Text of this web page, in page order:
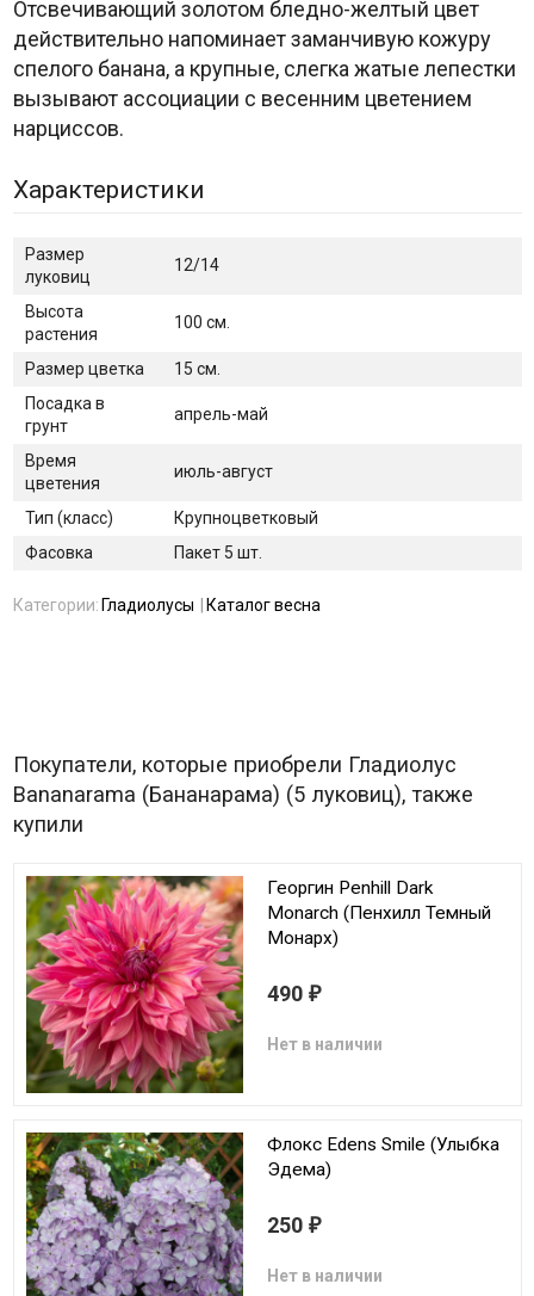
Отсвечивающий золотом бледно-желтый цвет
действительно напоминает заманчивую кожуру
спелого банана, а крупные, слегка жатые лепестки
вызывают ассоциации с весенним цветением
нарциссов.
Характеристики
Размер
луковиц
12/14
Высота
растения
100 см.
Размер цветка
15 см.
Посадка в
грунт
апрель-май
Время
цветения
июль-август
Тип (класс)
Крупноцветковый
Фасовка
Пакет 5 шт.
Категории:Гладиолусы Каталог весна
Покупатели, которые приобрели Гладиолус
Bananarama (Бананарама) (5 луковиц), также
купили
Георгин Penhill Dark
Monarch (Пенхилл Темный
Монарх)
490 ₽
Нет в наличии
Флокс Edens Smile (Улыбка
Эдема)
250 ₽
Нет в наличии